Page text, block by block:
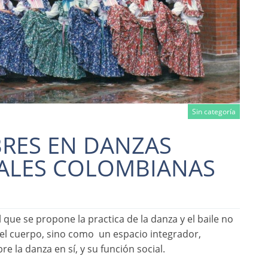
Sin categoría
EN DANZAS
COLOMBIANAS
que se propone la practica de la danza y el baile no
cuerpo, sino como un espacio integrador,
la danza en sí, y su función social.